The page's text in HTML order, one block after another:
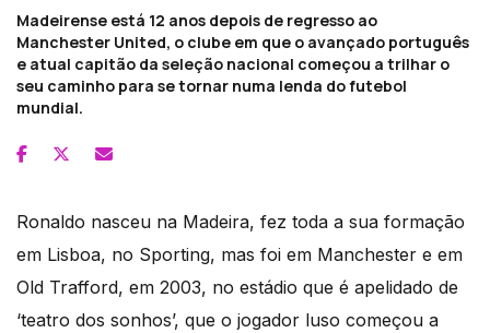
Madeirense está 12 anos depois de regresso ao
Manchester United, o clube em que o avançado português
e atual capitão da seleção nacional começou a trilhar o
seu caminho para se tornar numa lenda do futebol
mundial.
Ronaldo nasceu na Madeira, fez toda a sua formação
em Lisboa, no Sporting, mas foi em Manchester e em
Old Trafford, em 2003, no estádio que é apelidado de
‘teatro dos sonhos’, que o jogador luso começou a